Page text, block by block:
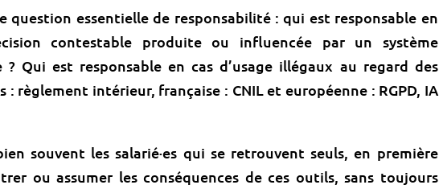
question essentielle de responsabilité : qui est responsable en
contestable produite ou influencée par un système
Qui est responsable en cas d’usage illégaux au regard des
règlement intérieur, française : CNIL et européenne : RGPD, IA
souvent les salarié·es qui se retrouvent seuls, en première
ou assumer les conséquences de ces outils, sans toujours